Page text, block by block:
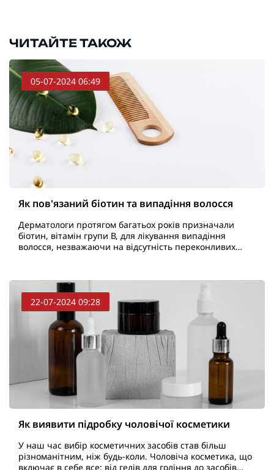
ЧИТАЙТЕ ТАКОЖ
05-07-2024 06:49
Як пов'язаний біотин та випадіння волосся
Дерматологи протягом багатьох років призначали
біотин, вітамін групи В, для лікування випадіння
волосся, незважаючи на відсутність переконливих
22-07-2024 09:28
Як виявити підробку чоловічої косметики
У наш час вибір косметичних засобів став більш
різноманітним, ніж будь-коли. Чоловіча косметика, що
включає в себе все: від гелів для гоління до засобів